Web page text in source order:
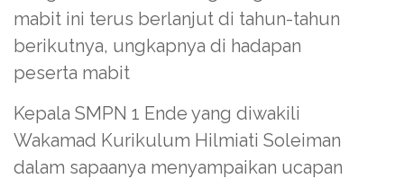
mabit ini terus berlanjut di tahun-tahun
berikutnya, ungkapnya di hadapan
peserta mabit
Kepala SMPN 1 Ende yang diwakili
Wakamad Kurikulum Hilmiati Soleiman
dalam sapaanya menyampaikan ucapan